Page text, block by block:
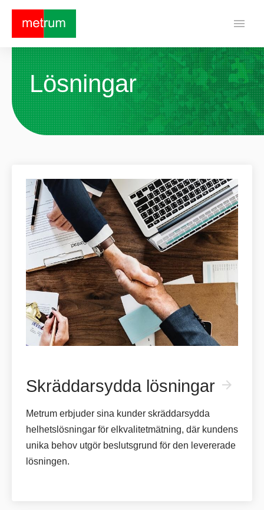
menu
Lösningar
Skräddarsydda lösningar arrow_forward
Metrum erbjuder sina kunder skräddarsydda
helhetslösningar för elkvalitetmätning, där kundens
unika behov utgör beslutsgrund för den levererade
lösningen.